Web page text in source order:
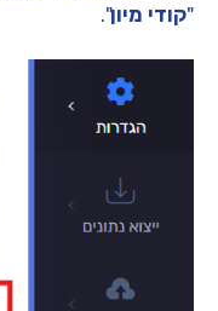
"קודי מיון".